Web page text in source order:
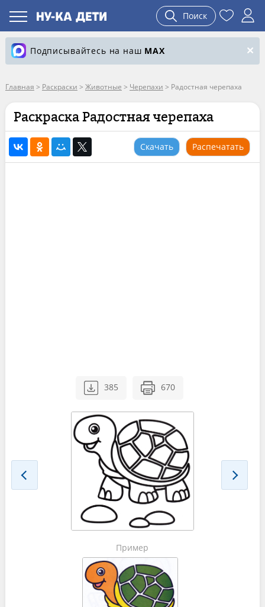
Поиск
Подписывайтесь на наш MAX
Главная > Раскраски > Животные > Черепахи > Радостная черепаха
Раскраска Радостная черепаха
Скачать Распечатать
385 670
Пример